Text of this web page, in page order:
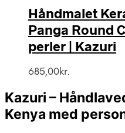
Håndmalet
Panga Round
perler | Kazuri
685,00kr.
Kazuri –
Kenya med